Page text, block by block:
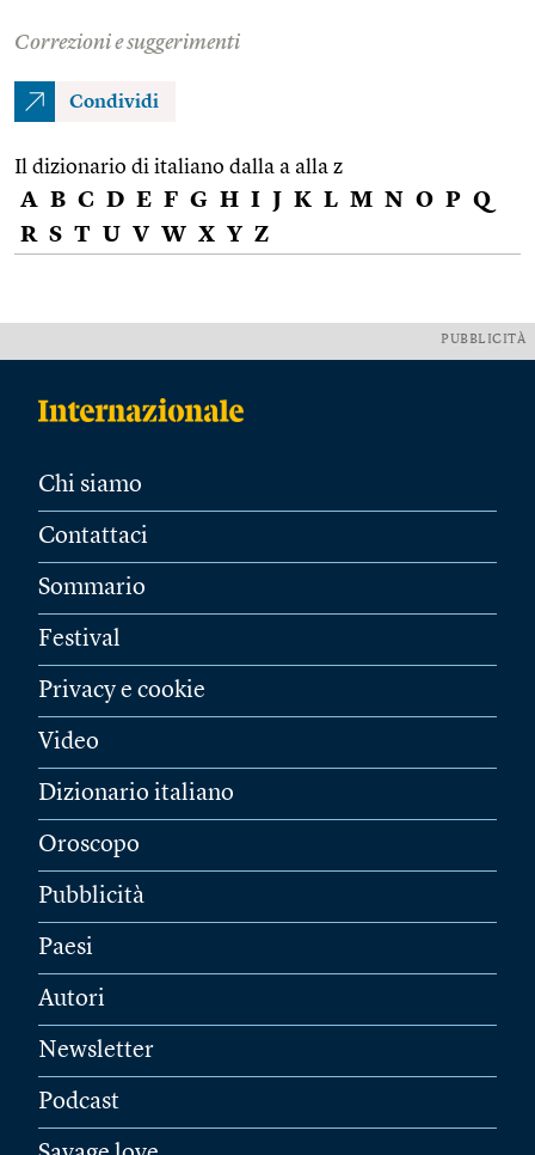
Correzioni e suggerimenti
Condividi
Il dizionario di italiano dalla a alla z
A B C D E F G H I J K L M N O P Q
R S T U V W X Y Z
PUBBLICITÀ
Chi siamo
Contattaci
Sommario
Festival
Privacy e cookie
Video
Dizionario italiano
Oroscopo
Pubblicità
Paesi
Autori
Newsletter
Podcast